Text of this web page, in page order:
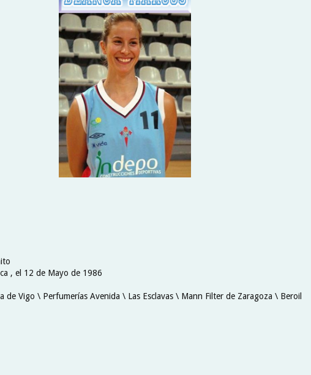
, el 12 de Mayo de 1986
de Vigo \ Perfumerías Avenida \ Las Esclavas \ Mann Filter de Zaragoza \ Beroil